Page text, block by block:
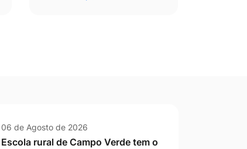
06 de Agosto de 2026
Escola rural de Campo Verde tem o